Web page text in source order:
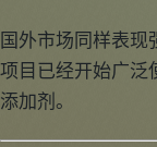
国外市场同样表
项目已经开始广
添加剂。